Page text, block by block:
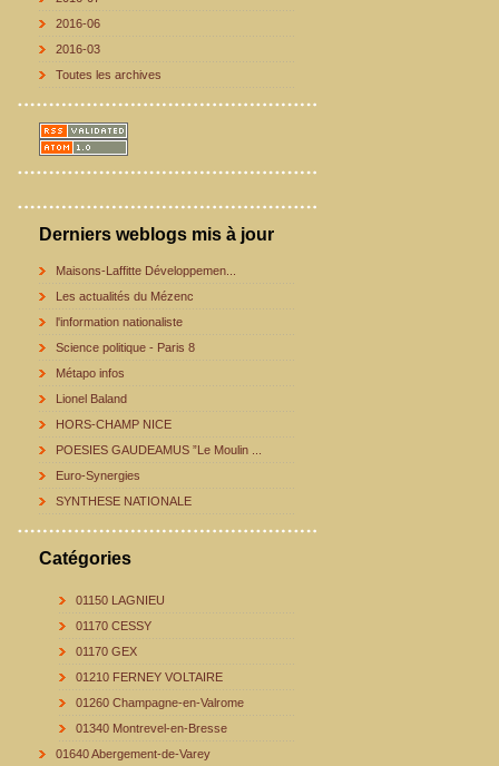
2016-06
2016-03
Toutes les archives
Derniers weblogs mis à jour
Maisons-Laffitte Développemen...
Les actualités du Mézenc
l'information nationaliste
Science politique - Paris 8
Métapo infos
Lionel Baland
HORS-CHAMP NICE
POESIES GAUDEAMUS ”Le Moulin ...
Euro-Synergies
SYNTHESE NATIONALE
Catégories
01150 LAGNIEU
01170 CESSY
01170 GEX
01210 FERNEY VOLTAIRE
01260 Champagne-en-Valrome
01340 Montrevel-en-Bresse
01640 Abergement-de-Varey